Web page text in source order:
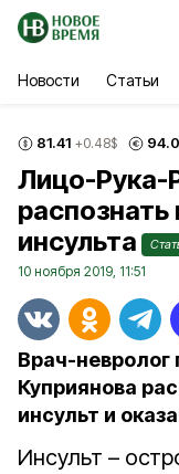
Новости Статьи
81.41 +0.48$
Лицо-Рука-
инсульта
10 ноября 2019, 11:51
Врач-невролог
Куприянова
инсульт и
Инсульт –